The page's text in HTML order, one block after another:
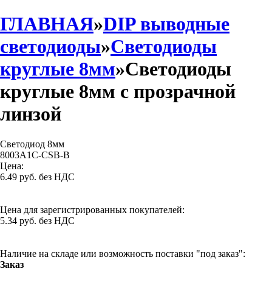
ГЛАВНАЯ»DIP выводные
светодиоды»Светодиоды
круглые 8мм»Светодиоды
круглые 8мм с прозрачной
линзой
Светодиод 8мм
8003A1C-CSB-B
Цена:
6.49 руб. без НДС
Цена для зарегистрированных покупателей:
5.34 руб. без НДС
Наличие на складе или возможность поставки "под заказ":
Заказ